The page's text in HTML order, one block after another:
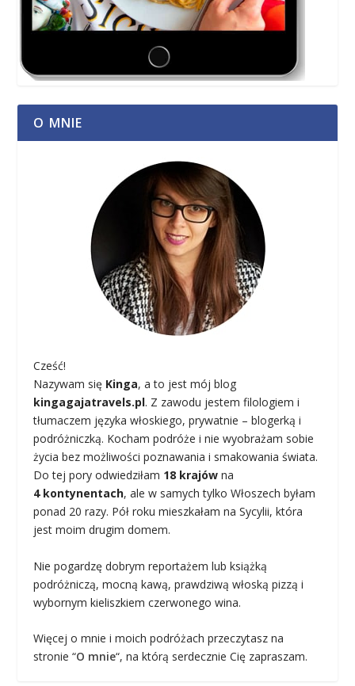
O MNIE
Cześć!
Nazywam się Kinga, a to jest mój blog
kingagajatravels.pl. Z zawodu jestem filologiem i
tłumaczem języka włoskiego, prywatnie – blogerką i
podróżniczką. Kocham podróże i nie wyobrażam sobie
życia bez możliwości poznawania i smakowania świata.
Do tej pory odwiedziłam 18 krajów na
4 kontynentach, ale w samych tylko Włoszech byłam
ponad 20 razy. Pół roku mieszkałam na Sycylii, która
jest moim drugim domem.
Nie pogardzę dobrym reportażem lub książką
podróżniczą, mocną kawą, prawdziwą włoską pizzą i
wybornym kieliszkiem czerwonego wina.
Więcej o mnie i moich podróżach przeczytasz na
stronie “O mnie“, na którą serdecznie Cię zapraszam.